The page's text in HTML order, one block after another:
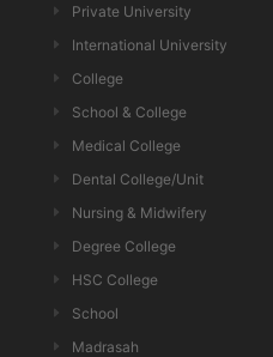
Private University
International University
College
School & College
Medical College
Dental College/Unit
Nursing & Midwifery
Degree College
HSC College
School
Madrasah